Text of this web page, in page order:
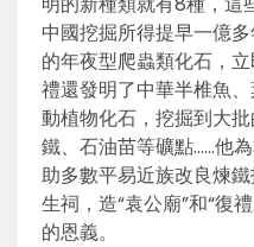
中國挖掘所得提早一億
的年夜型爬蟲類化石，
禮還發明了中華半椎魚
動植物化石，挖掘到大批
鐵、石油苗等礦點……他
助多數平易近族改良煉
生祠，造“袁公廟”和“復
的恩義。